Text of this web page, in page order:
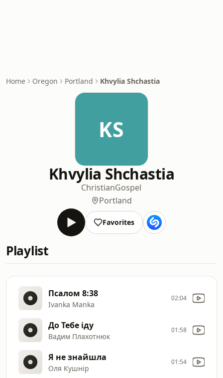
Home Oregon Portland Khvylia Shchastia
KS
Khvylia Shchastia
ChristianGospel
Portland
Favorites
Playlist
Псалом 8:38
Ivanka Manka
02:04
До Тебе іду
Вадим Плахотнюк
01:58
Я не знайшла
Оля Кушнір
01:54